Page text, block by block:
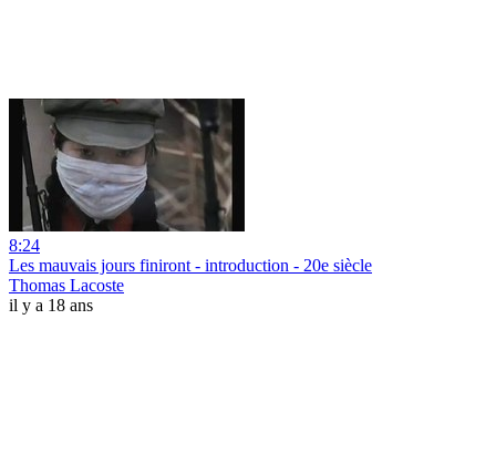
8:24
Les mauvais jours finiront - introduction - 20e siècle
Thomas Lacoste
il y a 18 ans